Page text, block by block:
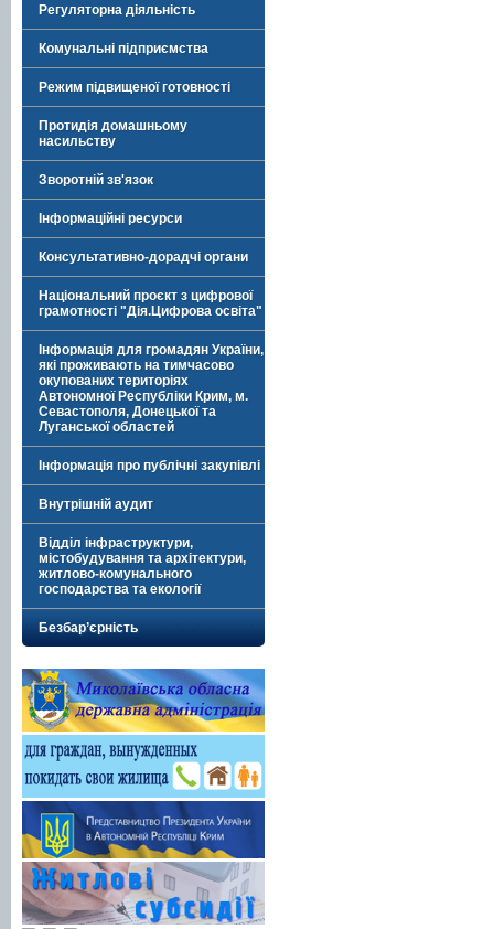
Регуляторна діяльність
Комунальні підприємства
Режим підвищеної готовності
Протидія домашньому
насильству
Зворотній зв'язок
Інформаційні ресурси
Консультативно-дорадчі органи
Національний проєкт з цифрової
грамотності "Дія.Цифрова освіта"
Інформація для громадян України,
які проживають на тимчасово
окупованих територіях
Автономної Республіки Крим, м.
Севастополя, Донецької та
Луганської областей
Інформація про публічні закупівлі
Внутрішній аудит
Відділ інфраструктури,
містобудування та архітектури,
житлово-комунального
господарства та екології
Безбар’єрність